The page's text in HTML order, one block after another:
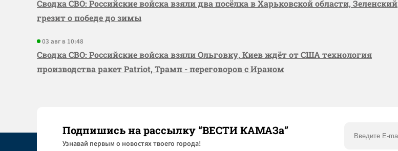
Сводка СВО: Российские войска взяли два посёлка в Харьковской области, Зеленский
грезит о победе до зимы
03 авг в 10:48
Сводка СВО: Российские войска взяли Ольговку, Киев ждёт от США технология
производства ракет Patriot, Трамп - переговоров с Ираном
Подпишись на рассылку “ВЕСТИ КАМАЗа”
Узнaвай первым о новостях твоего города!